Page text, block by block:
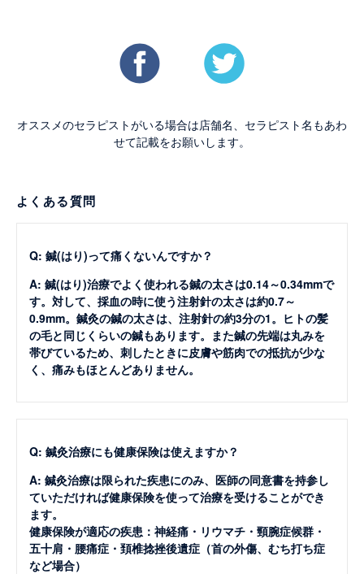
オススメのセラピストがいる場合は店舗名、セラピスト名もあわ
せて記載をお願いします。
よくある質問
Q: 鍼(はり)って痛くないんですか？
A: 鍼(はり)治療でよく使われる鍼の太さは0.14～0.34mmで
す。対して、採血の時に使う注射針の太さは約0.7～
0.9mm。鍼灸の鍼の太さは、注射針の約3分の1。ヒトの髪
の毛と同じくらいの鍼もあります。また鍼の先端は丸みを
帯びているため、刺したときに皮膚や筋肉での抵抗が少な
く、痛みもほとんどありません。
Q: 鍼灸治療にも健康保険は使えますか？
A: 鍼灸治療は限られた疾患にのみ、医師の同意書を持参し
ていただければ健康保険を使って治療を受けることができ
ます。
健康保険が適応の疾患：神経痛・リウマチ・頸腕症候群・
五十肩・腰痛症・頚椎捻挫後遺症（首の外傷、むち打ち症
など場合）